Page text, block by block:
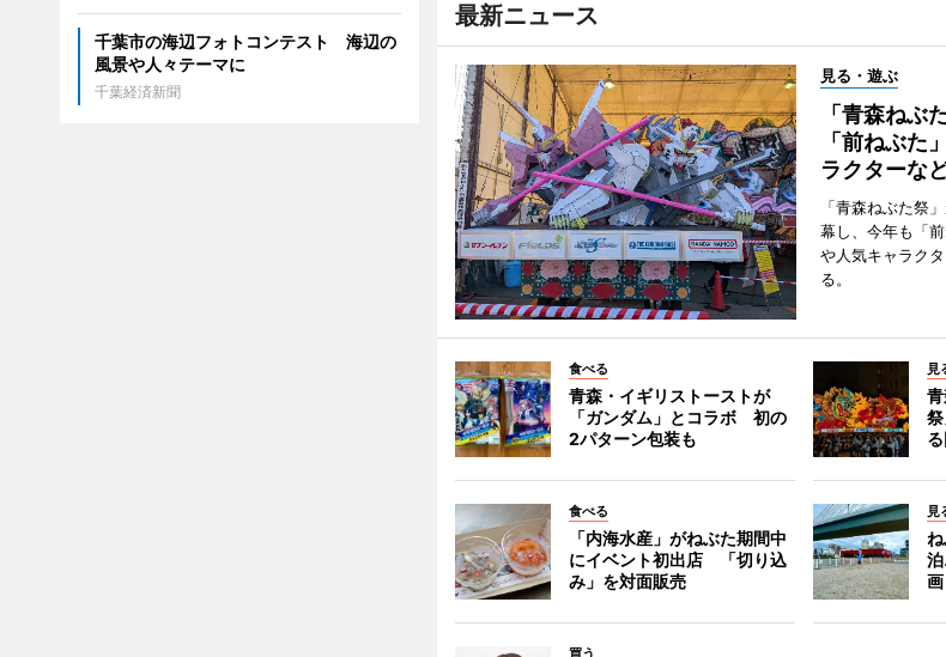
最新ニュース
見る・遊ぶ
「青森ねぶ
「前ねぶ
ラクターな
「青森ねぶた祭
幕し、今年も「
や人気キャラク
る。
食べる
青森・イギリストーストが
「ガンダム」とコラボ 初の
2パターン包装も
見
食べる
「内海水産」がねぶた期間中
にイベント初出店 「切り込
み」を対面販売
見
画
千葉市の海辺フォトコンテスト 海辺の
風景や人々テーマに
千葉経済新聞